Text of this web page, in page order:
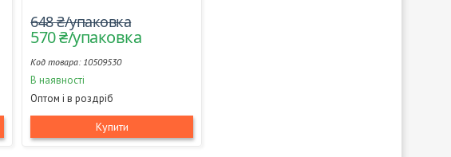
648 ₴/упаковка
570 ₴/упаковка
10509530
В наявності
Оптом і в роздріб
Купити